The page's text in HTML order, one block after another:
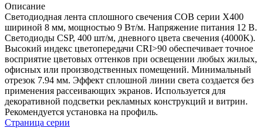
Описание
Светодиодная лента сплошного свечения COB серии X400
шириной 8 мм, мощностью 9 Вт/м. Напряжение питания 12 В.
Светодиоды CSP, 400 шт/м, дневного цвета свечения (4000K).
Высокий индекс цветопередачи CRI>90 обеспечивает точное
восприятие цветовых оттенков при освещении любых жилых,
офисных или производственных помещений. Минимальный
отрезок 7.94 мм. Эффект сплошной линии света создается без
применения рассеивающих экранов. Используется для
декоративной подсветки рекламных конструкций и витрин.
Рекомендуется установка на профиль.
Страница серии